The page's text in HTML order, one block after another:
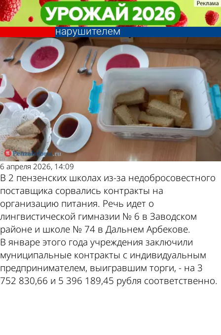
В Пензе 2 школы заключили
контракты на питание с
нарушителем
Общество
6 апреля 2026, 14:09
В 2 пензенских школах из-за недобросовестного
поставщика сорвались контракты на
организацию питания. Речь идет о
лингвистической гимназии № 6 в Заводском
районе и школе № 74 в Дальнем Арбекове.
В январе этого года учреждения заключили
муниципальные контракты с индивидуальным
предпринимателем, выигравшим торги, - на 3
752 830,66 и 5 396 189,45 рубля соответственно.
В Пензе 2 школы заключили
контракты на питание с
нарушителем
Общество
Другие новости
по теме
Погода и курсы
валют в Пензе